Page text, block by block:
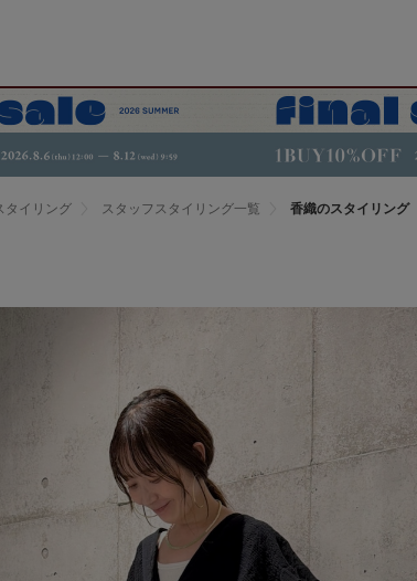
タイリング スタッフスタイリング一覧 香織のスタイリング